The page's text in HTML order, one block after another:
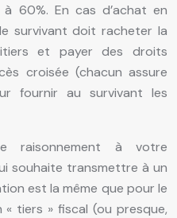
à 60%. En cas d’achat en
survivant doit racheter la
et payer des droits
croisée (chacun assure
fournir au survivant les
raisonnement à votre
souhaite transmettre à un
est la même que pour le
tiers » fiscal (ou presque,